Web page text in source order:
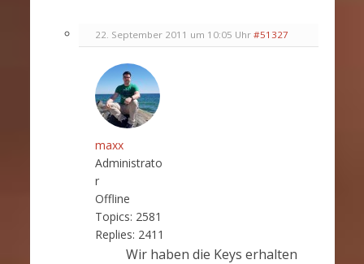
22. September 2011 um 10:05 Uhr #51327
maxx
Administrato
r
Offline
Topics: 2581
Replies: 2411
Wir haben die Keys erhalten